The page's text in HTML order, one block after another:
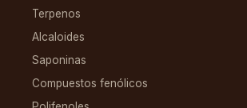
Terpenos
Alcaloides
Saponinas
Compuestos fenólicos